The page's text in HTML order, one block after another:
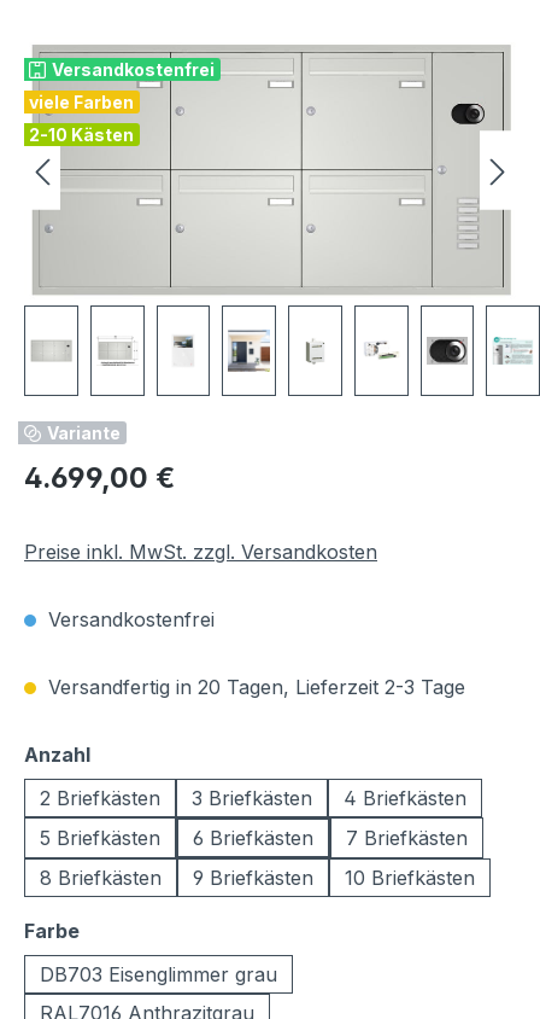
Versandkostenfrei
viele Farben
2-10 Kästen
Variante
Regulärer Preis:
4.699,00 €
Preise inkl. MwSt. zzgl. Versandkosten
Versandkostenfrei
Versandfertig in 20 Tagen, Lieferzeit 2-3 Tage
Anzahlauswählen
2 Briefkästen
3 Briefkästen
4 Briefkästen
5 Briefkästen
6 Briefkästen
7 Briefkästen
8 Briefkästen
9 Briefkästen 10 Briefkästen
Farbeauswählen
DB703 Eisenglimmer grau
RAL7016 Anthrazitgrau